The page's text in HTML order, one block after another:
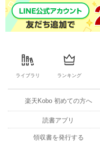
ライブラリ ランキング
楽天Kobo 初めての方へ
読書アプリ
領収書を発行する